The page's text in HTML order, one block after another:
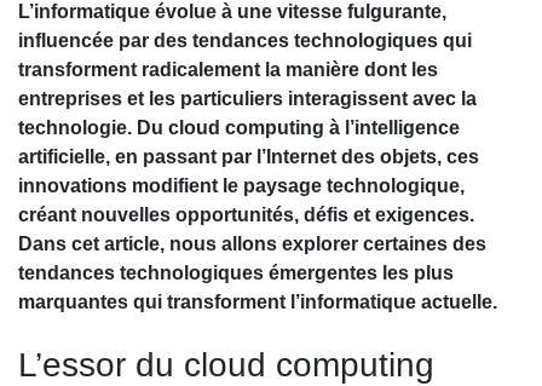
L’informatique évolue à une vitesse fulgurante,
influencée par des tendances technologiques qui
transforment radicalement la manière dont les
entreprises et les particuliers interagissent avec la
technologie. Du cloud computing à l’intelligence
artificielle, en passant par l’Internet des objets, ces
innovations modifient le paysage technologique,
créant nouvelles opportunités, défis et exigences.
Dans cet article, nous allons explorer certaines des
tendances technologiques émergentes les plus
marquantes qui transforment l’informatique actuelle.
L’essor du cloud computing